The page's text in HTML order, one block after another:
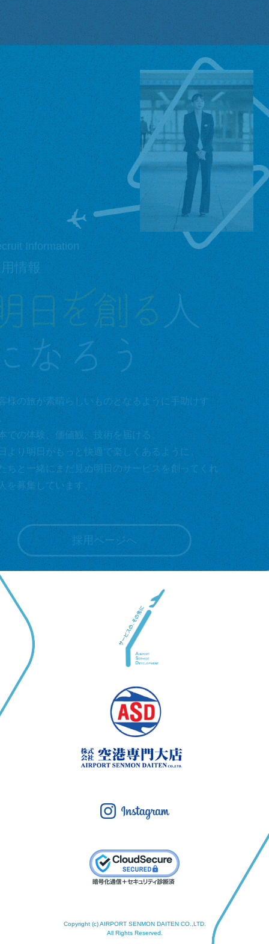
Information
情報
様の旅が素晴らしいものとなるように手助けす
での体験、価値観、技術を届ける。
より明日がもっと快適で楽しくあるように。
ちと一緒にまだ見ぬ明日のサービスを創ってくれ
を募集しています。
採用ページへ
Copyright (c) AIRPORT SENMON DAITEN CO.,LTD.
All Rights Reserved.